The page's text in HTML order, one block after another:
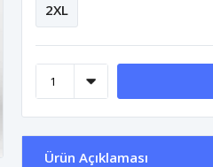
2XL
Ürün Açıklaması